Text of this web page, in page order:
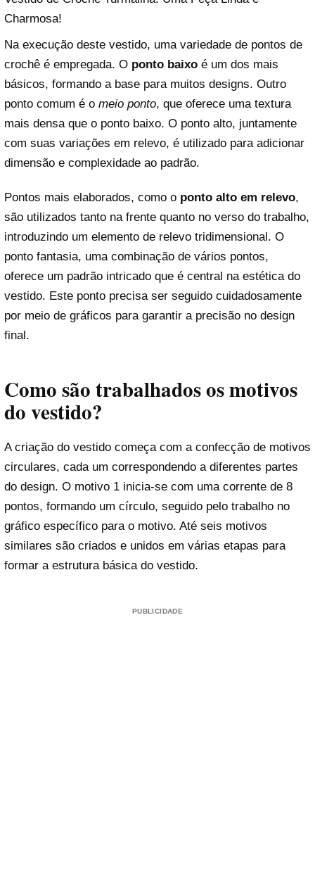
Charmosa!
Na execução deste vestido, uma variedade de pontos de
crochê é empregada. O ponto baixo é um dos mais
básicos, formando a base para muitos designs. Outro
ponto comum é o meio ponto, que oferece uma textura
mais densa que o ponto baixo. O ponto alto, juntamente
com suas variações em relevo, é utilizado para adicionar
dimensão e complexidade ao padrão.
Pontos mais elaborados, como o ponto alto em relevo,
são utilizados tanto na frente quanto no verso do trabalho,
introduzindo um elemento de relevo tridimensional. O
ponto fantasia, uma combinação de vários pontos,
oferece um padrão intricado que é central na estética do
vestido. Este ponto precisa ser seguido cuidadosamente
por meio de gráficos para garantir a precisão no design
final.
Como são trabalhados os motivos
do vestido?
A criação do vestido começa com a confecção de motivos
circulares, cada um correspondendo a diferentes partes
do design. O motivo 1 inicia-se com uma corrente de 8
pontos, formando um círculo, seguido pelo trabalho no
gráfico específico para o motivo. Até seis motivos
similares são criados e unidos em várias etapas para
formar a estrutura básica do vestido.
PUBLICIDADE